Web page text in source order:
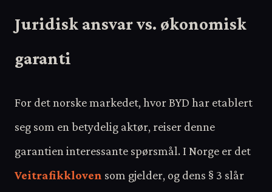
Juridisk ansvar vs. økonomisk
garanti
For det norske markedet, hvor BYD har etablert
seg som en betydelig aktør, reiser denne
garantien interessante spørsmål. I Norge er det
Veitrafikkloven som gjelder, og dens § 3 slår